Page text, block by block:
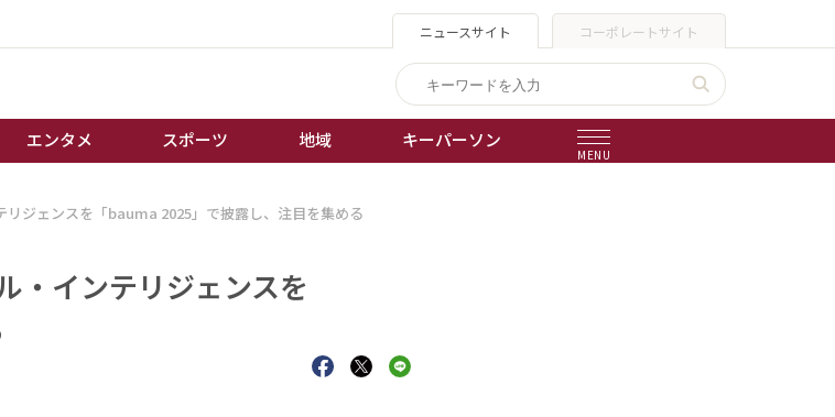
ニュースサイト コーポレートサイト
エンタメ スポーツ 地域 キーパーソン
MENU
誰もが輝いて働く社会へ
オートレース
リジェンスを「bauma 2025」で披露し、注目を集める
・インテリジェンスを